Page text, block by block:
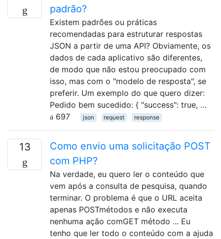
padrão?
Existem padrões ou práticas
recomendadas para estruturar respostas
JSON a partir de uma API? Obviamente, os
dados de cada aplicativo são diferentes,
de modo que não estou preocupado com
isso, mas com o "modelo de resposta", se
preferir. Um exemplo do que quero dizer:
Pedido bem sucedido: { "success": true, …
697
json request response
13
Como envio uma solicitação POST
com PHP?
Na verdade, eu quero ler o conteúdo que
vem após a consulta de pesquisa, quando
terminar. O problema é que o URL aceita
apenas POSTmétodos e não executa
nenhuma ação comGET método ... Eu
tenho que ler todo o conteúdo com a ajuda